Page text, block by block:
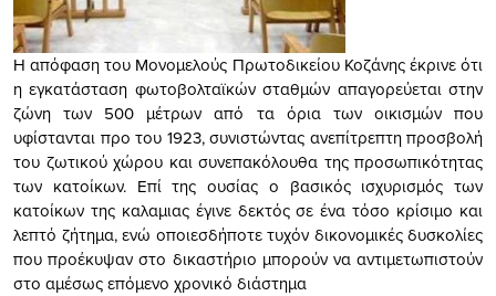
Η απόφαση του Μονομελούς Πρωτοδικείου Κοζάνης έκρινε ότι
η εγκατάσταση φωτοβολταϊκών σταθμών απαγορεύεται στην
ζώνη των 500 μέτρων από τα όρια των οικισμών που
υφίστανται προ του 1923, συνιστώντας ανεπίτρεπτη προσβολή
του ζωτικού χώρου και συνεπακόλουθα της προσωπικότητας
των κατοίκων. Επί της ουσίας ο βασικός ισχυρισμός των
κατοίκων της καλαμιας έγινε δεκτός σε ένα τόσο κρίσιμο και
λεπτό ζήτημα, ενώ οποιεσδήποτε τυχόν δικονομικές δυσκολίες
που προέκυψαν στο δικαστήριο μπορούν να αντιμετωπιστούν
στο αμέσως επόμενο χρονικό διάστημα